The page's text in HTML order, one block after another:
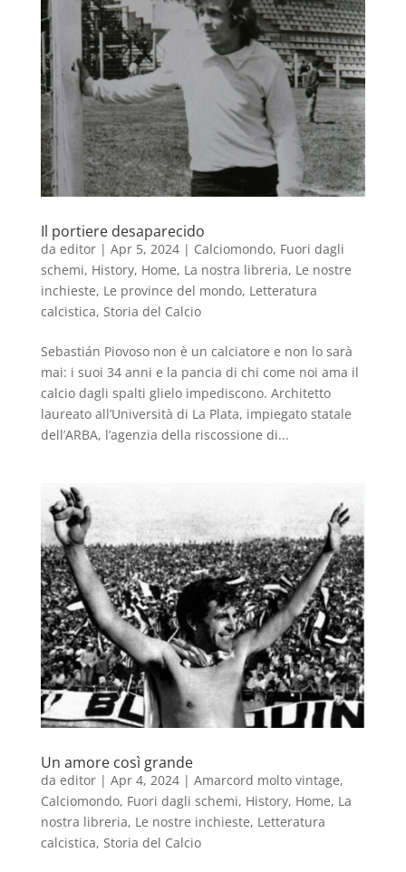
Il portiere desaparecido
da editor| Apr 5, 2024| Calciomondo, Fuori dagli
schemi, History, Home, La nostra libreria, Le nostre
inchieste, Le province del mondo, Letteratura
calcistica, Storia del Calcio
Sebastián Piovoso non è un calciatore e non lo sarà
mai: i suoi 34 anni e la pancia di chi come noi ama il
calcio dagli spalti glielo impediscono. Architetto
laureato all’Università di La Plata, impiegato statale
dell’ARBA, l’agenzia della riscossione di...
Un amore così grande
da editor| Apr 4, 2024| Amarcord molto vintage,
Calciomondo, Fuori dagli schemi, History, Home, La
nostra libreria, Le nostre inchieste, Letteratura
calcistica, Storia del Calcio